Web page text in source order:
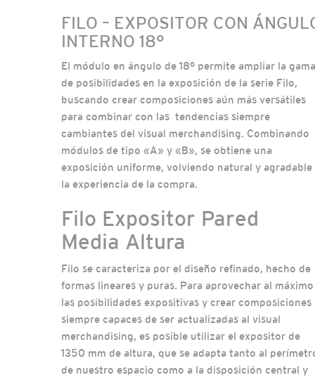
FILO – EXPOSITOR CON
INTERNO 18°
El módulo en ángulo de 18° permite ampliar la gama
de posibilidades en la exposición de la serie Filo,
buscando crear composiciones aún más versátiles
para combinar con las tendencias siempre
cambiantes del visual merchandising. Combinando
módulos de tipo «A» y «B», se obtiene una
exposición uniforme, volviendo natural y agradable
la experiencia de la compra.
Filo Expositor Pared
Media Altura
Filo se caracteriza por el diseño refinado, hecho de
formas lineares y puras. Para aprovechar al máximo
las posibilidades expositivas y crear composiciones
siempre capaces de ser actualizadas al visual
merchandising, es posible utilizar el expositor de
1350 mm de altura, que se adapta tanto al
de nuestro espacio como a la disposición central y